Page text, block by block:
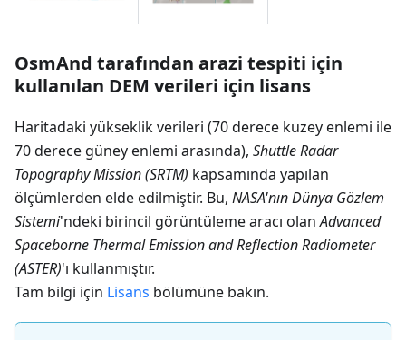
OsmAnd tarafından arazi tespiti için
kullanılan DEM verileri için lisans
Haritadaki yükseklik verileri (70 derece kuzey enlemi ile
70 derece güney enlemi arasında), Shuttle Radar
Topography Mission (SRTM) kapsamında yapılan
ölçümlerden elde edilmiştir. Bu, NASA'nın Dünya Gözlem
Sistemi'ndeki birincil görüntüleme aracı olanAdvanced
Spaceborne Thermal Emission and Reflection Radiometer
(ASTER)'ı kullanmıştır.
Tam bilgi için Lisans bölümüne bakın.